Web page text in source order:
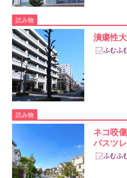
読み物
潰瘍性
読み物
ネコ咬
パスツ